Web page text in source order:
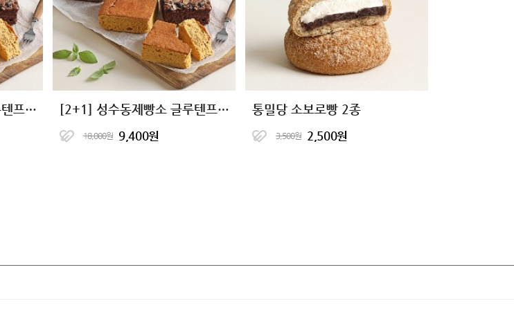
[2+1] 성수동제빵소 글루텐프리 단백한빵 4종 [2+1] 성수동제빵소 글루텐프리 단백한빵 4종
18,000원 9,400원
통밀당 소보로빵 2종
3,500원 2,500원